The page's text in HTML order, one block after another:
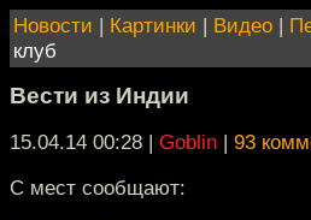
Новости | Картинки | Видео |
клуб
Вести из Индии
15.04.14 00:28 | Goblin | 93
С мест сообщают: